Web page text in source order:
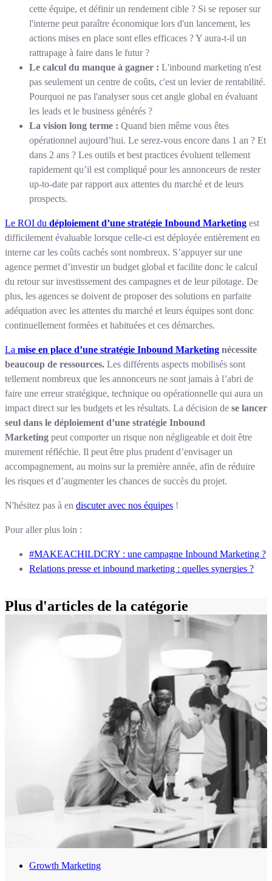
cette équipe, et définir un rendement cible ? Si se reposer sur
l'interne peut paraître économique lors d'un lancement, les
actions mises en place sont elles efficaces ? Y aura-t-il un
rattrapage à faire dans le futur ?
Le calcul du manque à gagner : L'inbound marketing n'est
pas seulement un centre de coûts, c'est un levier de rentabilité.
Pourquoi ne pas l'analyser sous cet angle global en évaluant
les leads et le business générés ?
La vision long terme : Quand bien même vous êtes
opérationnel aujourd’hui. Le serez-vous encore dans 1 an ? Et
dans 2 ans ? Les outils et best practices évoluent tellement
rapidement qu’il est compliqué pour les annonceurs de rester
up-to-date par rapport aux attentes du marché et de leurs
prospects.
Le ROI du déploiement d’une stratégie Inbound Marketing est
difficilement évaluable lorsque celle-ci est déployée entièrement en
interne car les coûts cachés sont nombreux. S’appuyer sur une
agence permet d’investir un budget global et facilite donc le calcul
du retour sur investissement des campagnes et de leur pilotage. De
plus, les agences se doivent de proposer des solutions en parfaite
adéquation avec les attentes du marché et leurs équipes sont donc
continuellement formées et habituées et ces démarches.
La mise en place d’une stratégie Inbound Marketing nécessite
beaucoup de ressources. Les différents aspects mobilisés sont
tellement nombreux que les annonceurs ne sont jamais à l’abri de
faire une erreur stratégique, technique ou opérationnelle qui aura un
impact direct sur les budgets et les résultats. La décision de se lancer
seul dans le déploiement d’une stratégie Inbound
Marketing peut comporter un risque non négligeable et doit être
murement réfléchie. Il peut être plus prudent d’envisager un
accompagnement, au moins sur la première année, afin de réduire
les risques et d’augmenter les chances de succès du projet.
N'hésitez pas à en discuter avec nos équipes !
Pour aller plus loin :
#MAKEACHILDCRY : une campagne Inbound Marketing ?
Relations presse et inbound marketing : quelles synergies ?
Plus d'articles de la catégorie
Growth Marketing